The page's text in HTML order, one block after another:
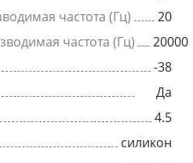
частота (Гц)
20
частота (Гц)
20000
-38
Да
4.5
силикон